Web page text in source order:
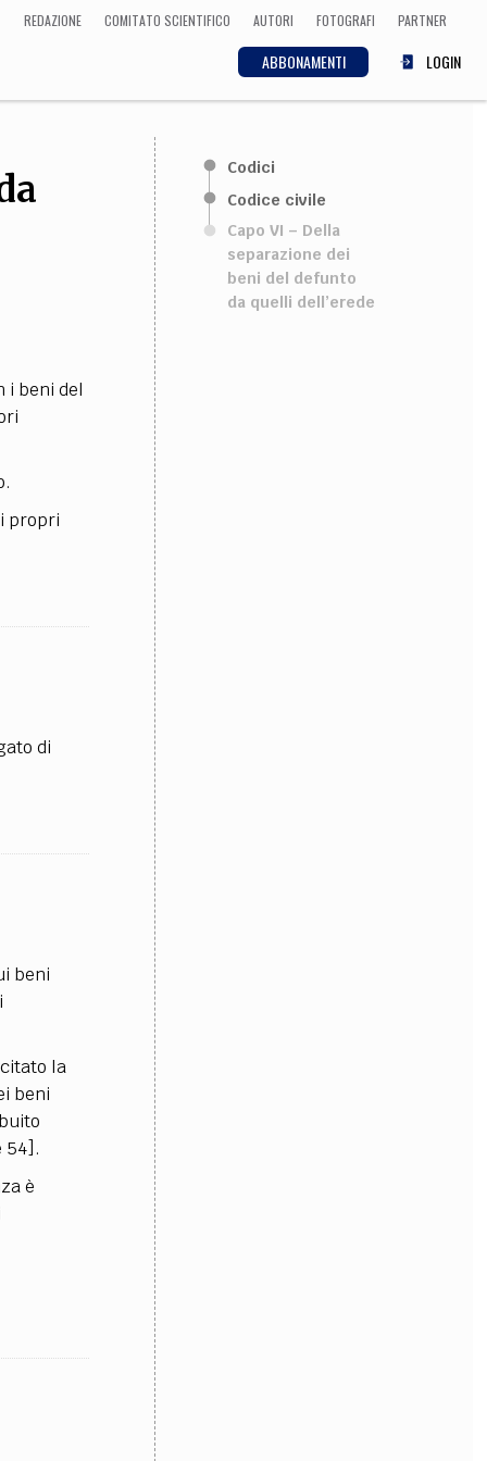
REDAZIONE COMITATO SCIENTIFICO AUTORI FOTOGRAFI PARTNER
ABBONAMENTI LOGIN
Matematica, Fisica,
Biologia, Cifrematica,
Medicina
Musica,
CON NOI
i beni del
propri
di
beni
la
beni
54].
è
Codici
Codice civile
Capo VI – Della
separazione dei
beni del defunto
da quelli dell’erede